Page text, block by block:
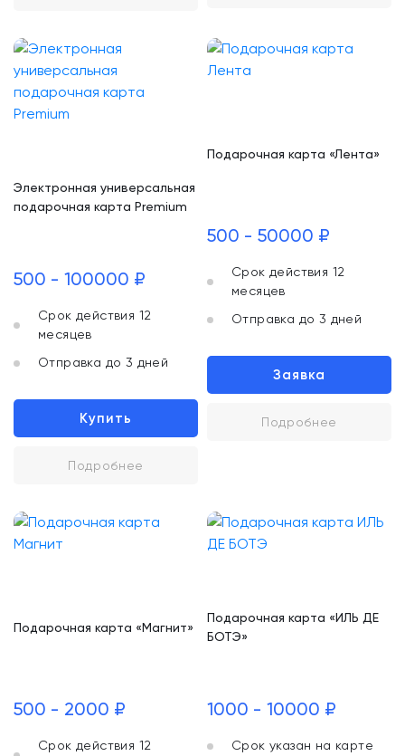
Электронная универсальная
подарочная карта Premium
500 - 100000 ₽
Срок действия 12
месяцев
Отправка до 3 дней
Купить
Подробнее
Подарочная карта «Лента»
500 - 50000 ₽
Срок действия 12
месяцев
Отправка до 3 дней
Заявка
Подробнее
Подарочная карта «Магнит»
500 - 2000 ₽
Срок действия 12
Подарочная карта «ИЛЬ ДЕ
БОТЭ»
1000 - 10000 ₽
Срок указан на карте